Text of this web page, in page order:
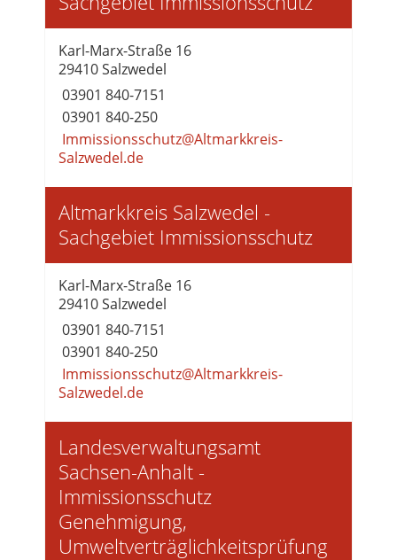
Karl-Marx-Straße 16
29410 Salzwedel
03901 840-7151
03901 840-250
Immissionsschutz@Altmarkkreis-
Salzwedel.de
Altmarkkreis Salzwedel -
Sachgebiet Immissionsschutz
Karl-Marx-Straße 16
29410 Salzwedel
03901 840-7151
03901 840-250
Immissionsschutz@Altmarkkreis-
Salzwedel.de
Landesverwaltungsamt
Sachsen-Anhalt -
Immissionsschutz
Genehmigung,
Umweltverträglichkeitsprüfung